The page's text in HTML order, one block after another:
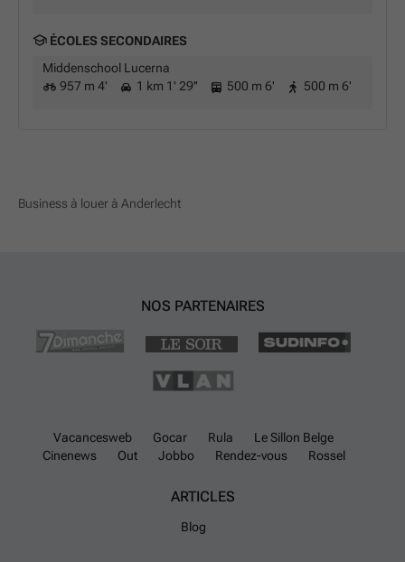
ÉCOLES SECONDAIRES
Middenschool Lucerna
957 m 4'
1 km 1' 29'' 500 m 6' 500 m 6'
Business à louer à Anderlecht
NOS PARTENAIRES
Vacancesweb Gocar Rula
Le Sillon Belge
Cinenews
Out Jobbo Rendez-vous Rossel
ARTICLES
Blog